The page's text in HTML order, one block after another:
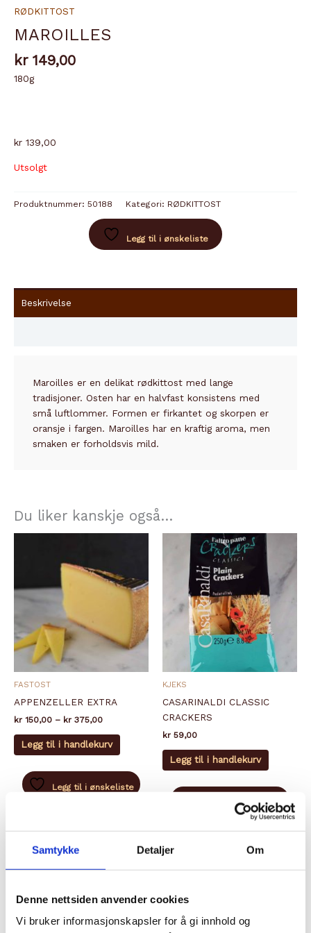
Samtykke Detaljer Om
Denne nettsiden anvender cookies
Vi bruker informasjonskapsler for å gi innhold og
RØDKITTOST
MAROILLES
kr149,00
180g
kr 139,00
Utsolgt
Produktnummer: 50188 Kategori: RØDKITTOST
Legg til i ønskeliste
Beskrivelse
Maroilles er en delikat rødkittost med lange
tradisjoner. Osten har en halvfast konsistens med
små luftlommer. Formen er firkantet og skorpen er
oransje i fargen. Maroilles har en kraftig aroma, men
smaken er forholdsvis mild.
Du liker kanskje også…
FASTOST
APPENZELLER EXTRA
kr 150,00 – kr 375,00Prisområde:
til
kr 375,00
Legg til i handlekurv
Dette
produktet
flere
velges
produktsiden
Legg til i ønskeliste
KJEKS
CASARINALDI CLASSIC
CRACKERS
kr 59,00
Legg til i handlekurv
Legg til i ønskeliste